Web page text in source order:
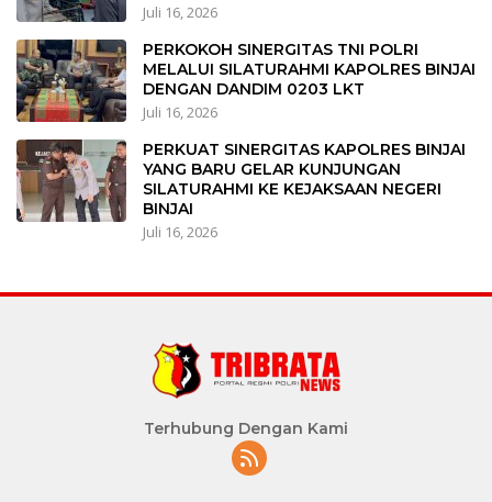
Juli 16, 2026
PERKOKOH SINERGITAS TNI POLRI
MELALUI SILATURAHMI KAPOLRES BINJAI
DENGAN DANDIM 0203 LKT
Juli 16, 2026
PERKUAT SINERGITAS KAPOLRES BINJAI
YANG BARU GELAR KUNJUNGAN
SILATURAHMI KE KEJAKSAAN NEGERI
BINJAI
Juli 16, 2026
Terhubung Dengan Kami